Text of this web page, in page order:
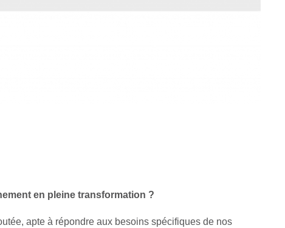
en pleine transformation ?
apte à répondre aux besoins spécifiques de nos